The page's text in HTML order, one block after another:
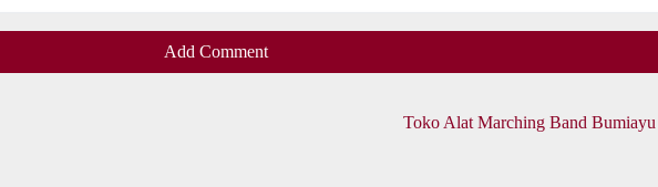
Add Comment
Toko Alat Marching Band Bumiayu